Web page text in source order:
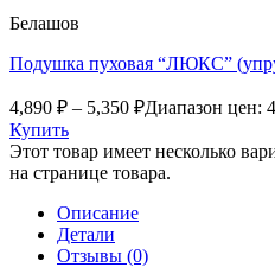
Белашов
Подушка пуховая “ЛЮКС”
4,890 ₽ – 5,350 ₽Диапазон цен:
Купить
Этот товар имеет несколько
на странице товара.
Описание
Детали
Отзывы (0)